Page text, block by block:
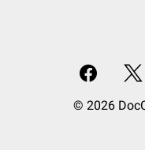
© 2026